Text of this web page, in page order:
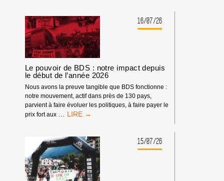
16/07/26
Le pouvoir de BDS : notre impact depuis
le début de l’année 2026
Nous avons la preuve tangible que BDS fonctionne :
notre mouvement, actif dans près de 130 pays,
parvient à faire évoluer les politiques, à faire payer le
prix fort aux
LE
BDS
:
NOTRE
IMPACT
DEPUIS
15/07/26